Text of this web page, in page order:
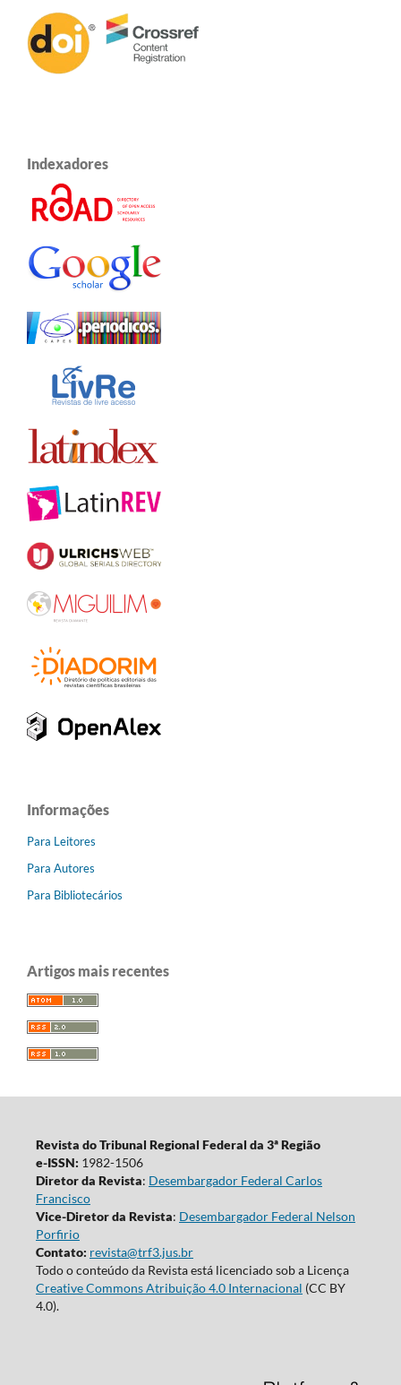
Indexadores
Informações
Para Leitores
Para Autores
Para Bibliotecários
Artigos mais recentes
Revista do Tribunal Regional Federal da 3ª Região
e-ISSN: 1982-1506
Diretor da Revista: Desembargador Federal Carlos
Francisco
Vice-Diretor da Revista: Desembargador Federal Nelson
Porfirio
Contato: revista@trf3.jus.br
Todo o conteúdo da Revista está licenciado sob a Licença
Creative Commons Atribuição 4.0 Internacional (CC BY
4.0).